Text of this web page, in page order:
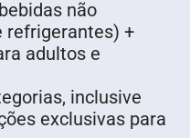
não
refrigerantes) +
adultos e
inclusive
exclusivas para